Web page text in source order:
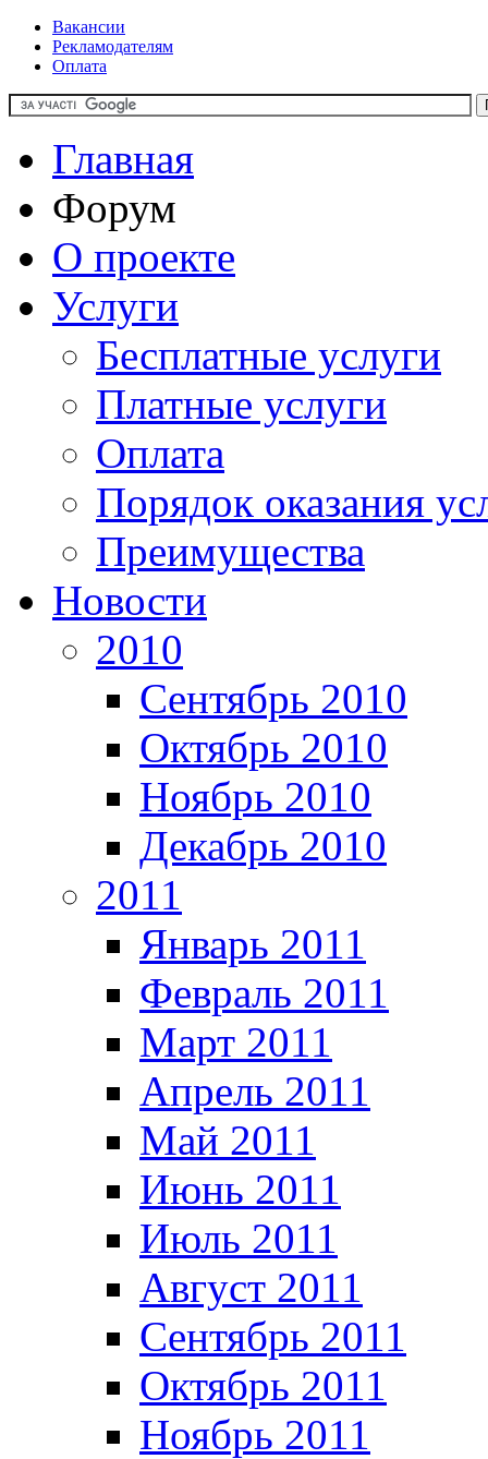
Вакансии
Рекламодателям
Оплата
Главная
Форум
О проекте
Услуги
Бесплатные услуги
Платные услуги
Оплата
Порядок оказания
Преимущества
Новости
2010
Сентябрь 2010
Октябрь 2010
Ноябрь 2010
Декабрь 2010
2011
Январь 2011
Февраль 2011
Март 2011
Апрель 2011
Май 2011
Июнь 2011
Июль 2011
Август 2011
Сентябрь 2011
Октябрь 2011
Ноябрь 2011